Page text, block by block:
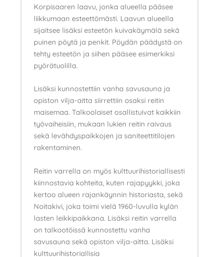
Korpisaaren laavu, jonka alueella pääsee
liikkumaan esteettömästi. Laavun alueella
sijaitsee lisäksi esteetön kuivakäymälä sekä
puinen pöytä ja penkit. Pöydän päädystä on
tehty esteetön ja siihen pääsee esimerkiksi
pyörätuolilla.
Lisäksi kunnostettiin vanha savusauna ja
opiston vilja-aitta siirrettiin osaksi reitin
maisemaa. Talkoolaiset osallistuivat kaikkiin
työvaiheisiin, mukaan lukien reitin raivaus
sekä levähdyspaikkojen ja saniteettitilojen
rakentaminen.
Reitin varrella on myös kulttuurihistoriallisesti
kiinnostavia kohteita, kuten rajapyykki, joka
kertoo alueen rajankäynnin historiasta, sekä
Noitakivi, joka toimi vielä 1960-luvulla kylän
lasten leikkipaikkana. Lisäksi reitin varrella
on talkootöissä kunnostettu vanha
savusauna sekä opiston vilja-aitta. Lisäksi
kulttuurihistoriallisia